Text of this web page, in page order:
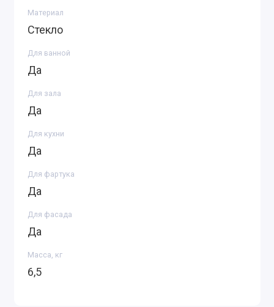
Материал
Стекло
Для ванной
Да
Для зала
Да
Для кухни
Да
Для фартука
Да
Для фасада
Да
Масса, кг
6,5